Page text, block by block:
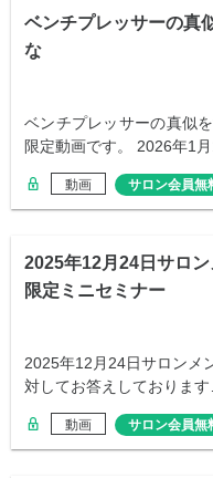
ベンチプレッサーの真
な
ベンチプレッサーの真似
限定動画です。 2026年1
動画 サロン会員無
2025年12月24日サロ
限定ミニセミナー
2025年12月24日サロンメ
対してお答えしております
動画 サロン会員無